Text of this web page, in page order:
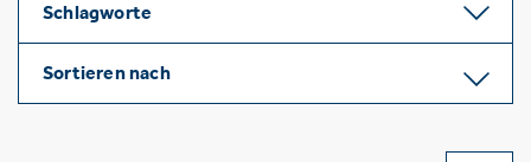
Schlagworte
Sortieren nach